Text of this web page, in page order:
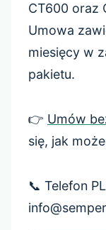
CT600 oraz
Umowa
miesięcy w
pakietu.
👉 Umów
się, jak
📞 Telefon